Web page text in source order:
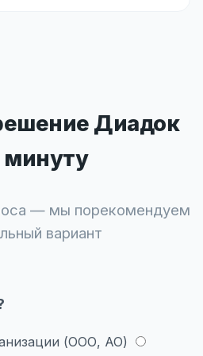
Диадок
минуту
— мы порекомендуем
вариант
(ООО, АО)